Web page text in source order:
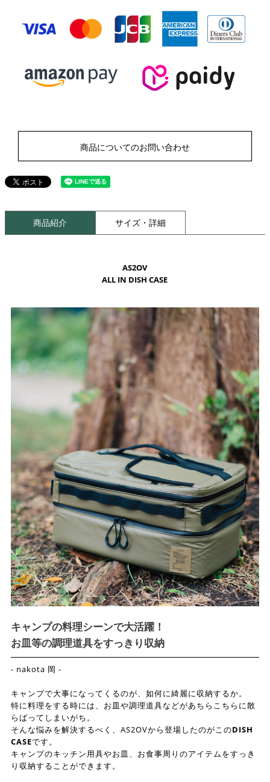
商品についてのお問い合わせ
商品紹介 サイズ・詳細
AS2OV
ALL IN DISH CASE
キャンプの料理シーンで大活躍！
お皿等の調理道具をすっきり収納
- nakota 岡 -
キャンプで大事になってくるのが、如何に綺麗に収納するか。
特に料理をする時には、お皿や調理道具などがあちらこちらに散
らばってしまいがち。
そんな悩みを解決するべく、AS2OVから登場したのがこのDISH
CASEです。
キャンプのキッチン用具やお皿、お食事周りのアイテムをすっき
り収納することができます。